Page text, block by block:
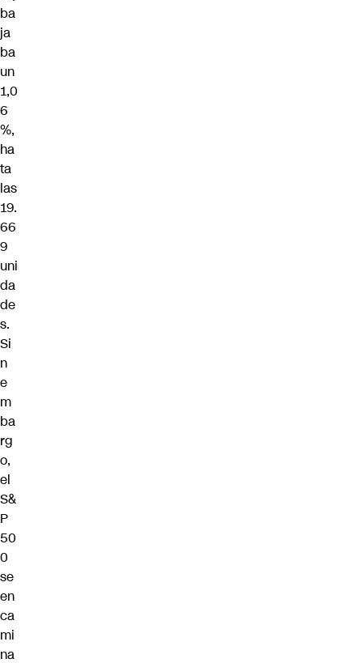
ba
ja
ba
un
1,0
6
%,
ha
ta
las
19.
66
9
uni
da
de
s.
Si
n
e
m
ba
rg
o,
el
S&
P
50
0
se
en
ca
mi
na